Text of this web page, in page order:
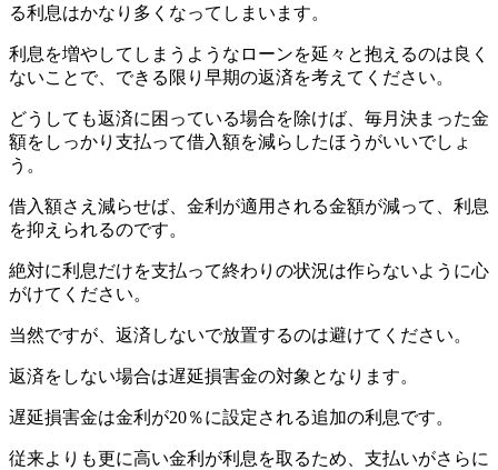
る利息はかなり多くなってしまいます。
利息を増やしてしまうようなローンを延々と抱えるのは良く
ないことで、できる限り早期の返済を考えてください。
どうしても返済に困っている場合を除けば、毎月決まった金
額をしっかり支払って借入額を減らしたほうがいいでしょ
う。
借入額さえ減らせば、金利が適用される金額が減って、利息
を抑えられるのです。
絶対に利息だけを支払って終わりの状況は作らないように心
がけてください。
当然ですが、返済しないで放置するのは避けてください。
返済をしない場合は遅延損害金の対象となります。
遅延損害金は金利が20％に設定される追加の利息です。
従来よりも更に高い金利が利息を取るため、支払いがさらに